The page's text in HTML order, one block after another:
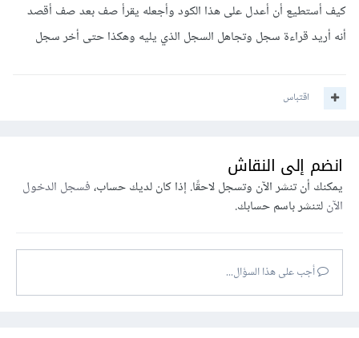
كيف أستطيع أن أعدل على هذا الكود وأجعله يقرأ صف بعد صف أقصد
أنه أريد قراءة سجل وتجاهل السجل الذي يليه وهكذا حتى أخر سجل
اقتباس
انضم إلى النقاش
يمكنك أن تنشر الآن وتسجل لاحقًا. إذا كان لديك حساب،فسجل الدخول
الآنلتنشر باسم حسابك.
أجب على هذا السؤال...